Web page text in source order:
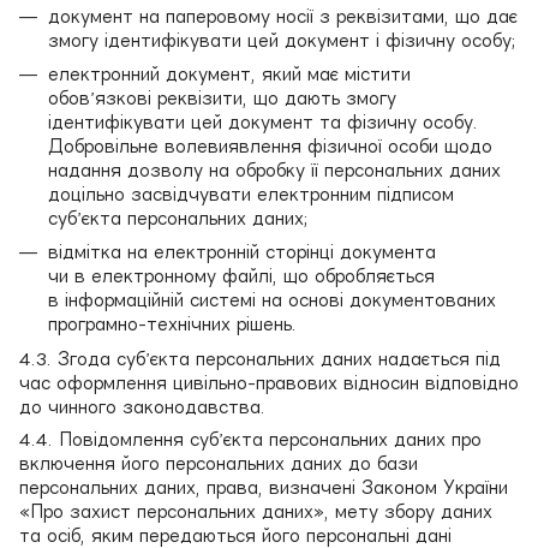
документ на паперовому носії з реквізитами, що дає
змогу ідентифікувати цей документ і фізичну особу;
електронний документ, який має містити
обов’язкові реквізити, що дають змогу
ідентифікувати цей документ та фізичну особу.
Добровільне волевиявлення фізичної особи щодо
надання дозволу на обробку її персональних даних
доцільно засвідчувати електронним підписом
суб’єкта персональних даних;
відмітка на електронній сторінці документа
чи в електронному файлі, що обробляється
в інформаційній системі на основі документованих
програмно-технічних рішень.
4.3. Згода суб’єкта персональних даних надається під
час оформлення цивільно-правових відносин відповідно
до чинного законодавства.
4.4. Повідомлення суб’єкта персональних даних про
включення його персональних даних до бази
персональних даних, права, визначені Законом України
«Про захист персональних даних», мету збору даних
та осіб, яким передаються його персональні дані